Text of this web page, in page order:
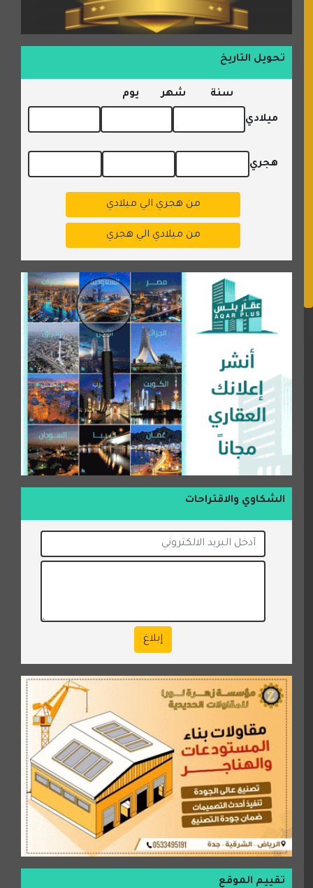
تحويل التاريخ
سنة شهر يوم
ميلادي
هجري
من هجري الي ميلادي
من ميلادي الي هجري
الشكاوي والاقتراحات
إبلاغ
تقييم الموقع